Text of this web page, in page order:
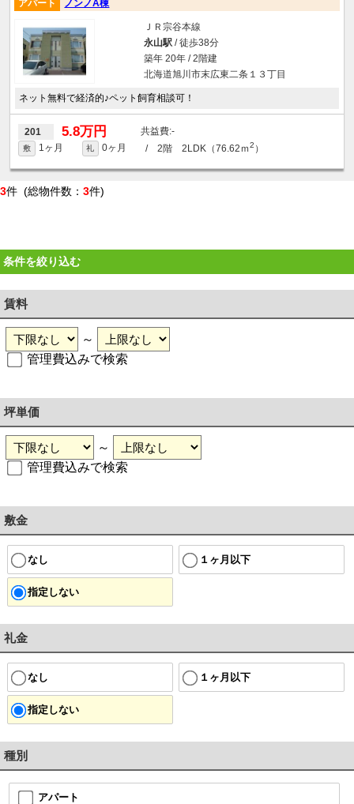
アパート ノンノA棟
ＪＲ宗谷本線
永山駅/ 徒歩38分
築年 20年 / 2階建
北海道旭川市末広東二条１３丁目
ネット無料で経済的♪ペット飼育相談可！
201 5.8万円 -
敷 1ヶ月 礼 0ヶ月 / 2階 2LDK（76.62ｍ2 ）
3件 (総物件数： 3件)
条件を絞り込む
賃料
～
管理費込みで検索
坪単価
～
管理費込みで検索
敷金
なし １ヶ月以下
指定しない
礼金
なし １ヶ月以下
指定しない
種別
アパート